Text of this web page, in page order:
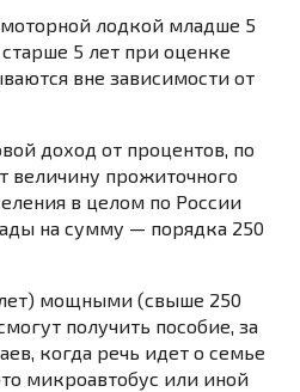
лодкой младше 5
5 лет при оценке
вне зависимости от
доход от процентов, по
величину прожиточного
в целом по России
на сумму — порядка 250
мощными (свыше 250
получить пособие, за
когда речь идет о семье
микроавтобус или иной